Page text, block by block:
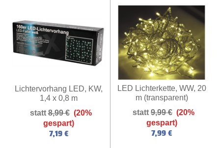
Lichtervorhang LED, KW,
1,4 x 0,8 m
8,99 € (20%
gespart)
7,19 €
LED Lichterkette, WW, 20
m (transparent)
9,99 € (20%
gespart)
7,99 €